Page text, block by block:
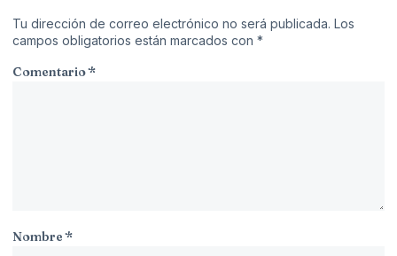
Tu dirección de correo electrónico no será publicada. Los
campos obligatorios están marcados con *
Comentario*
Nombre*